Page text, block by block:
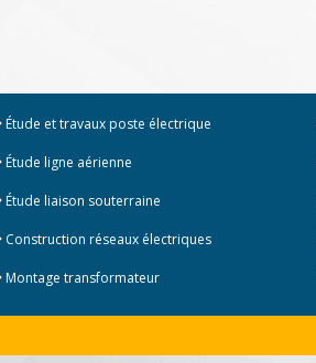
Étude et travaux poste électrique
Étude ligne aérienne
Étude liaison souterraine
Construction réseaux électriques
Montage transformateur